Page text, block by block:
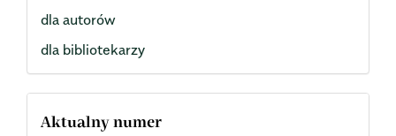
dla autorów
dla bibliotekarzy
Aktualny numer